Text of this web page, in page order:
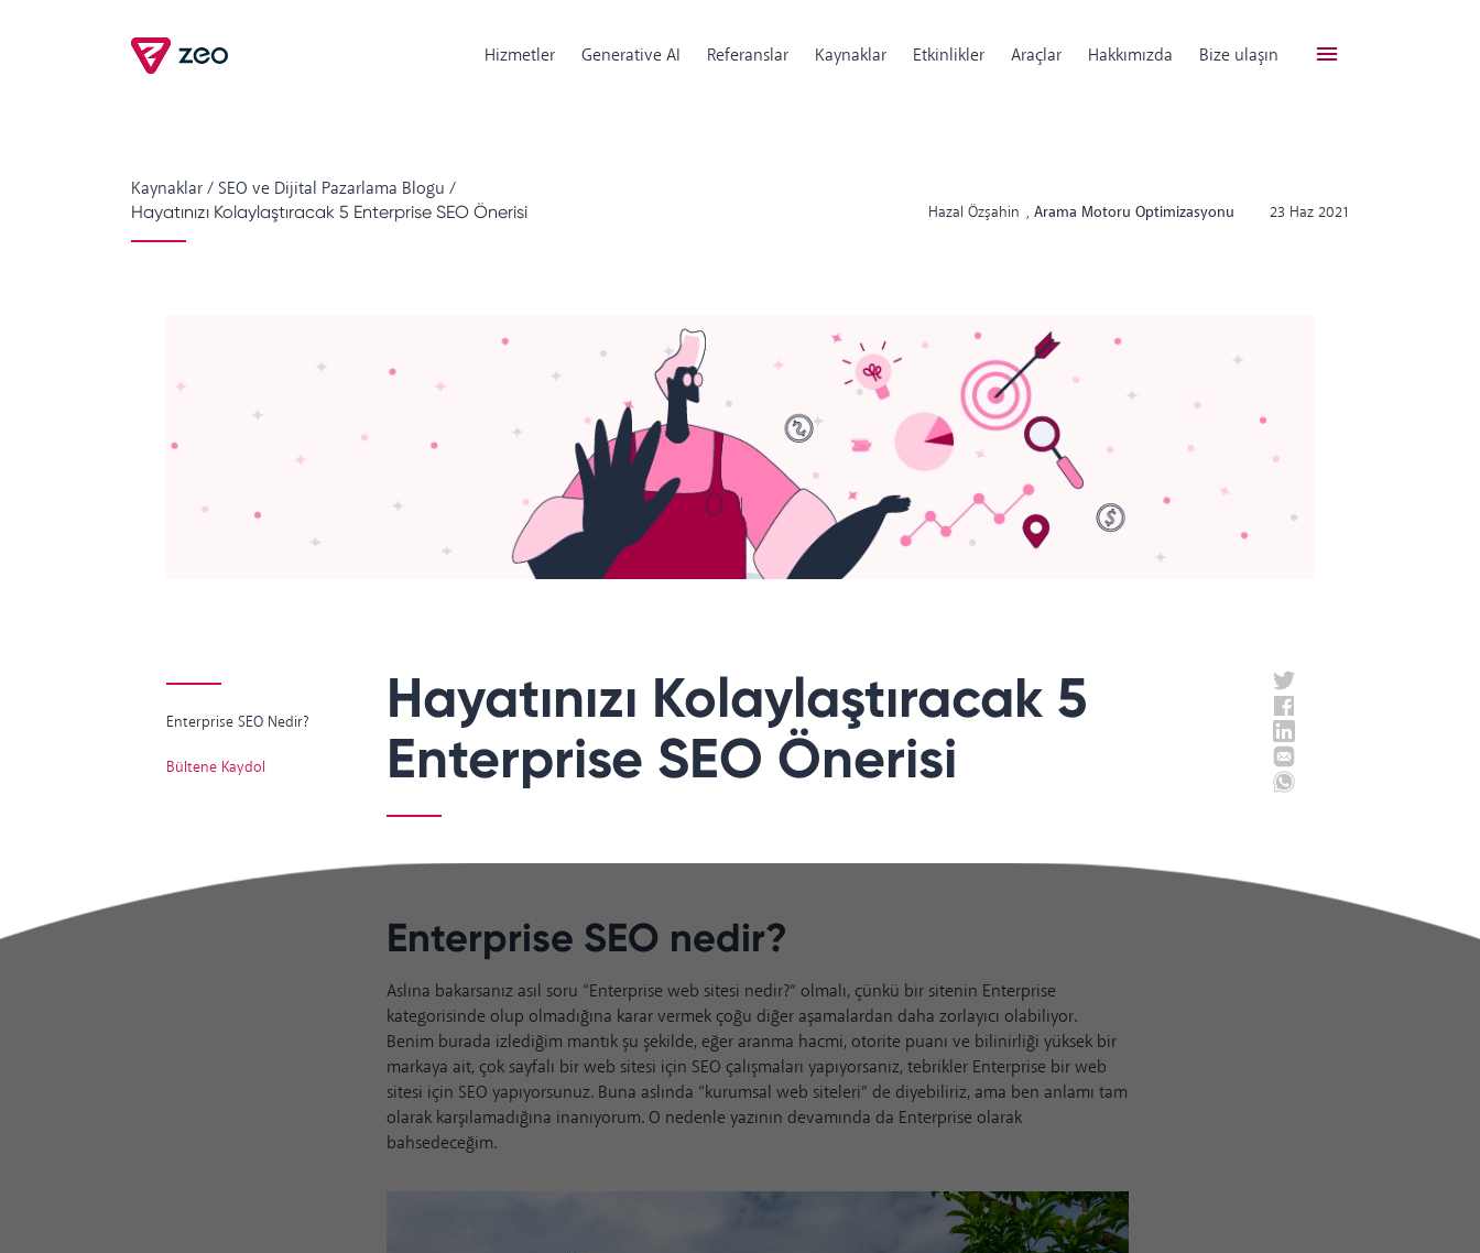
Hizmetler Generative AI Referanslar Kaynaklar Etkinlikler Araçlar Hakkımızda Bize ulaşın
Kaynaklar/SEO ve Dijital Pazarlama Blogu /
Hayatınızı Kolaylaştıracak 5 Enterprise SEO Önerisi Hazal Özşahin , Arama Motoru Optimizasyonu 23 Haz 2021
Enterprise SEO Nedir?
Bültene Kaydol
Hayatınızı Kolaylaştıracak 5
Enterprise SEO Önerisi
Enterprise SEO nedir?
Aslına bakarsanız asıl soru “Enterprise web sitesi nedir?” olmalı, çünkü bir sitenin Enterprise
kategorisinde olup olmadığına karar vermek çoğu diğer aşamalardan daha zorlayıcı olabiliyor.
Benim burada izlediğim mantık şu şekilde, eğer aranma hacmi, otorite puanı ve bilinirliği yüksek bir
markaya ait, çok sayfalı bir web sitesi için SEO çalışmaları yapıyorsanız, tebrikler Enterprise bir web
sitesi için SEO yapıyorsunuz. Buna aslında “kurumsal web siteleri” de diyebiliriz, ama ben anlamı tam
olarak karşılamadığına inanıyorum. O nedenle yazının devamında da Enterprise olarak
bahsedeceğim.